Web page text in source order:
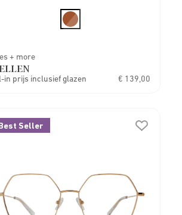
+ more
in prijs inclusief glazen € 139,00
Seller